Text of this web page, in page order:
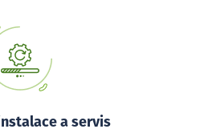
a servis